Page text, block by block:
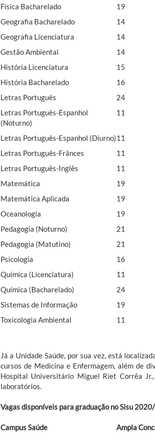
Física Bacharelado
19
Geografia Bacharelado
14
Geografia Licenciatura
14
Gestão Ambiental
14
História Licenciatura
15
História Bacharelado
16
Letras Português
24
Letras Português-Espanhol
(Noturno)
11
Letras Português-Espanhol (Diurno)11
Letras Português-Frânces
11
Letras Português-Inglês
11
Matemática
19
Matemática Aplicada
19
Oceanologia
19
Pedagogia (Noturno)
21
Pedagogia (Matutino)
21
Psicologia
16
Química (Licenciatura)
11
Química (Bacharelado)
24
Sistemas de Informação
19
Toxicologia Ambiental
11
Já a Unidade Saúde, por sua vez, está
cursos de Medicina e Enfermagem, além de
Hospital Universitário Miguel Riet Corrêa
laboratórios.
Vagas disponíveis para graduação no Sisu
Campus Saúde Ampla